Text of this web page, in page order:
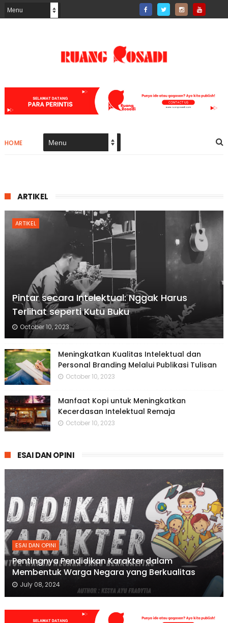
HOME
ARTIKEL
ARTIKEL
Pintar secara Intelektual: Nggak Harus
Terlihat seperti Kutu Buku
October 10, 2023
Meningkatkan Kualitas Intelektual dan
Personal Branding Melalui Publikasi Tulisan
October 10, 2023
Manfaat Kopi untuk Meningkatkan
Kecerdasan Intelektual Remaja
October 10, 2023
ESAI DAN OPINI
ESAI DAN OPINI
Pentingnya Pendidikan Karakter dalam
Membentuk Warga Negara yang Berkualitas
July 08, 2024